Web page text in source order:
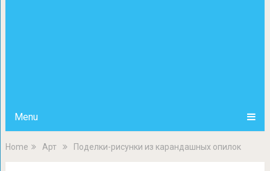
Menu
Home Арт Поделки-рисунки из карандашных опилок